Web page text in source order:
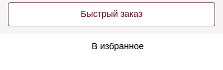
Быстрый заказ
В избранное